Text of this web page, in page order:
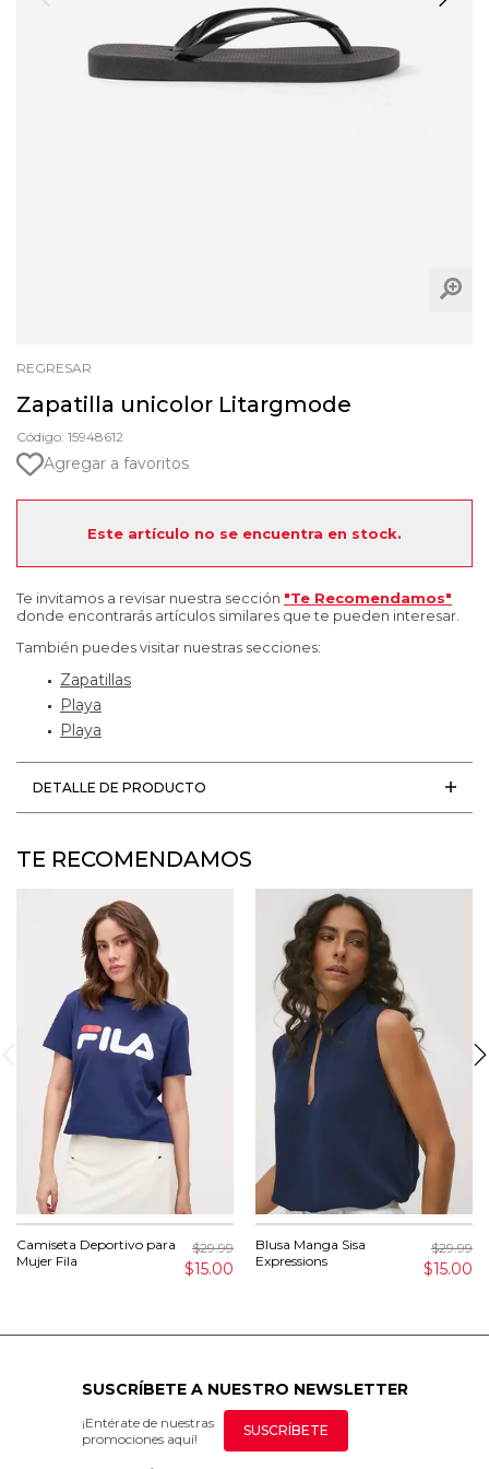
REGRESAR
Zapatilla unicolor Litargmode
Código: 15948612
Agregar a favoritos
Este artículo no se encuentra en stock.
Te invitamos a revisar nuestra sección "Te Recomendamos"
donde encontrarás artículos similares que te pueden interesar.
También puedes visitar nuestras secciones:
Zapatillas
Playa
Playa
DETALLE DE PRODUCTO
TE RECOMENDAMOS
Camiseta Deportivo para
Mujer Fila
$29.99
$15.00
Blusa Manga Sisa
Expressions
$29.99
$15.00
SUSCRÍBETE A NUESTRO NEWSLETTER
¡Entérate de nuestras
promociones aquí!
SUSCRÍBETE